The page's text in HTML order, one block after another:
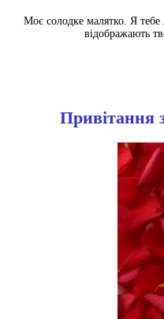
Моє солодке малятко. Я
відображають
Привітання